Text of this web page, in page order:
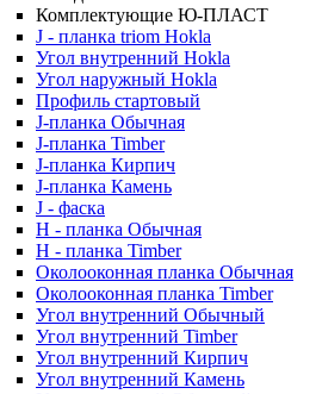
Комплектующие Ю-ПЛАСТ
J - планка triom Hokla
Угол внутренний Hokla
Угол наружный Hokla
Профиль стартовый
J-планка Обычная
J-планка Timber
J-планка Кирпич
J-планка Камень
J - фаска
Н - планка Обычная
Н - планка Timber
Околооконная планка Обычная
Околооконная планка Timber
Угол внутренний Обычный
Угол внутренний Timber
Угол внутренний Кирпич
Угол внутренний Камень